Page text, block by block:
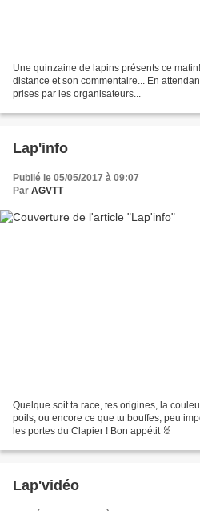
Une quinzaine de lapins présents ce
distance et son commentaire... En
prises par les organisateurs...
Lap'info
Publié le 05/05/2017 à 09:07
Par AGVTT
Quelque soit ta race, tes origines, la
poils, ou encore ce que tu bouffes, peu
les portes du Clapier ! Bon appétit 🐰
Lap'vidéo